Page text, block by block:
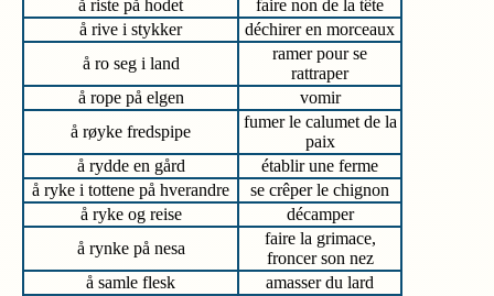
å riste på hodet
faire non de la tête
å rive i stykker
déchirer en morceaux
å ro seg i land
ramer pour se
rattraper
å rope på elgen
vomir
å røyke fredspipe
fumer le calumet de la
paix
å rydde en gård
établir une ferme
å ryke i tottene på hverandre
se crêper le chignon
å ryke og reise
décamper
å rynke på nesa
faire la grimace,
froncer son nez
å samle flesk
amasser du lard